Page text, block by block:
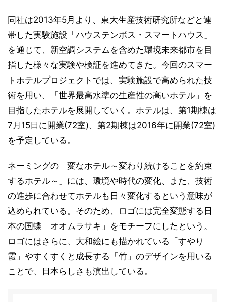
同社は2013年5月より、東大生産技術研究所などと連
帯した実験施設「ハウステンボス・スマートハウス」
を通じて、新空調システムを含めた環境未来都市を目
指した様々な実験や検証を進めてきた。今回のスマー
トホテルプロジェクトでは、実験施設で高められた技
術を用い、「世界最高水準の生産性の高いホテル」を
目指したホテルを展開していく。ホテルは、第1期棟は
7月15日に開業(72室)、第2期棟は2016年に開業(72室)
を予定している。
ネーミングの「変なホテル～変わり続けることを約束
するホテル～」には、環境や時代の変化、また、技術
の進歩に合わせてホテルも日々変化するという意味が
込められている。そのため、ロゴには完全変態する日
本の国蝶「オオムラサキ」をモチーフにしたという。
ロゴにはさらに、大和絵にも描かれている「すやり
霞」やすくすくと成長する「竹」のデザインを用いる
ことで、日本らしさも演出している。